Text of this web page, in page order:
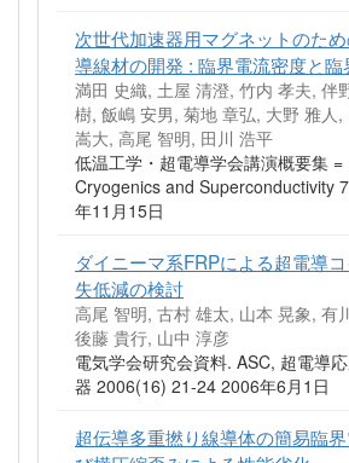
次世代加速器用マグネットのた
導線材の開発 : 臨界電流密度と臨
満田 史織, 土屋 清澄, 竹内 孝夫, 伴
樹, 飯嶋 安男, 菊地 章弘, 大野 雅人,
嵩大, 高尾 智明, 田川 浩平
低温工学・超電導学会講演概要集
Cryogenics and Superconductivity
年11月15日
ダイニーマ系FRPによる超電導
失低減の検討
高尾 智明, 古村 雄太, 山本 晃象, 有
後藤 貴行, 山中 淳彦
電気学会研究会資料. ASC, 超電導
器 2006(16) 21-24 2006年6月1日
超伝導多重撚り線導体の簡易臨